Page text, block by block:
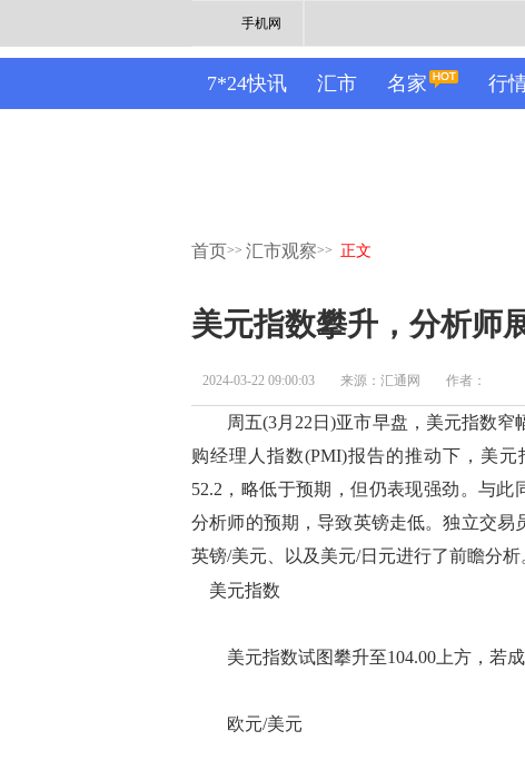
手机网
7*24快讯 汇市 名家 行
首页>> 汇市观察>> 正文
美元指数攀升，分析师
2024-03-22 09:00:03 来源：汇通网 作者：
周五(3月22日)亚市早盘，美元指数窄
购经理人指数(PMI)报告的推动下，美
52.2，略低于预期，但仍表现强劲。与
分析师的预期，导致英镑走低。独立交易
英镑/美元、以及美元/日元进行了前瞻分析
美元指数
美元指数试图攀升至104.00上方，若成
欧元/美元